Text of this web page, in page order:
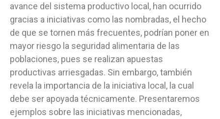
avance del sistema productivo local, han ocurrido
gracias a iniciativas como las nombradas, el hecho
de que se tornen más frecuentes, podrían poner en
mayor riesgo la seguridad alimentaria de las
poblaciones, pues se realizan apuestas
productivas arriesgadas. Sin embargo, también
revela la importancia de la iniciativa local, la cual
debe ser apoyada técnicamente. Presentaremos
ejemplos sobre las iniciativas mencionadas,